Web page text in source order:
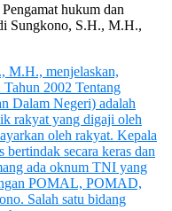
hukum dan
Sungkono, S.H., M.H.,